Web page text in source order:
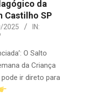
da
Castilho SP
2025
IN:
O Salto
da Criança
ir direto para